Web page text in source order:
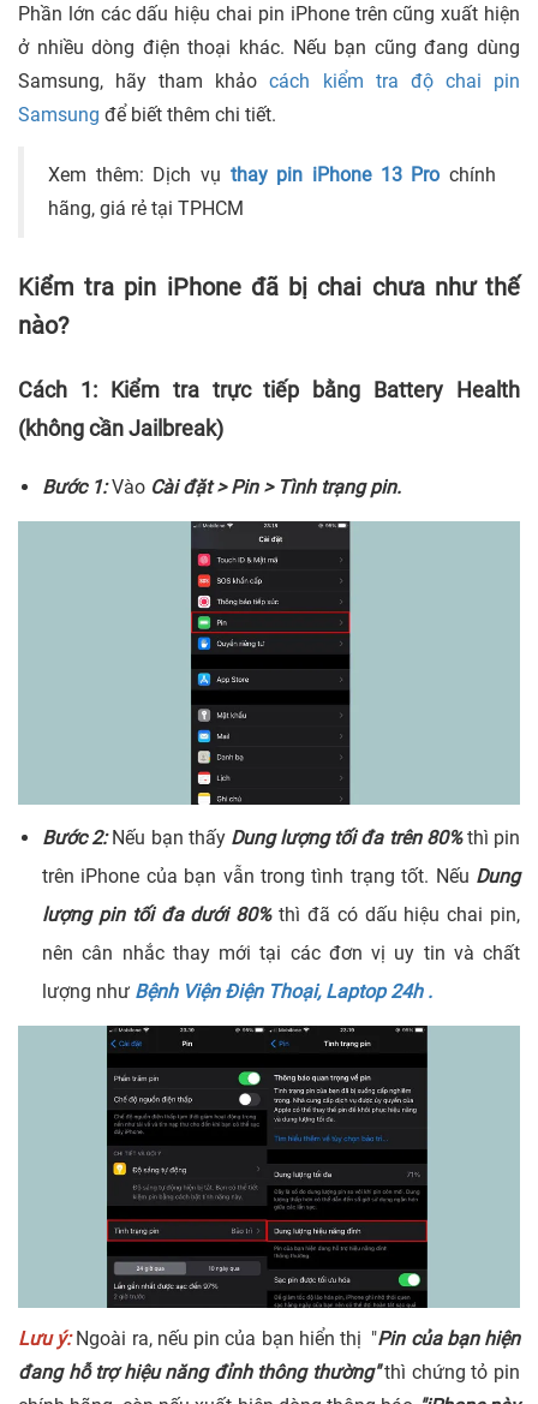
Phần lớn các dấu hiệu chai pin iPhone trên cũng xuất hiện
ở nhiều dòng điện thoại khác. Nếu bạn cũng đang dùng
Samsung, hãy tham khảocách kiểm tra độ chai pin
Samsung để biết thêm chi tiết.
Xem thêm: Dịch vụ thay pin iPhone 13 Pro chính
hãng, giá rẻ tại TPHCM
Kiểm tra pin iPhone đã bị chai chưa như thế
nào?
Cách 1: Kiểm tra trực tiếp bằng Battery Health
(không cần Jailbreak)
Bước 1:Vào Cài đặt > Pin > Tình trạng pin.
Bước 2: Nếu bạn thấy Dung lượng tối đa trên 80%thì pin
trên iPhone của bạn vẫn trong tình trạng tốt. Nếu Dung
lượng pin tối đa dưới 80%thì đã có dấu hiệu chai pin,
nên cân nhắc thay mới tại các đơn vị uy tin và chất
lượng như Bệnh Viện Điện Thoại, Laptop 24h .
Lưu ý:Ngoài ra, nếu pin của bạn hiển thị "Pin của bạn hiện
đang hỗ trợ hiệu năng đỉnh thông thường"thì chứng tỏ pin